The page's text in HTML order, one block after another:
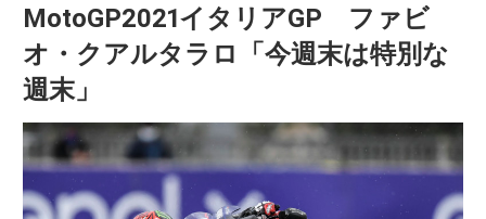
バ
イ
ク
MotoGP2021イタリアGP ファビ
オ・クアルタラロ「今週末は特別な
週末」